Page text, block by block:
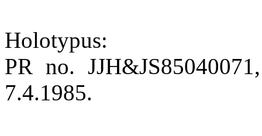
Holotypus:
PR no.
7.4.1985.